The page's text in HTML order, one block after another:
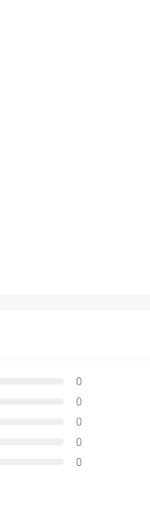
0
0
0
0
0